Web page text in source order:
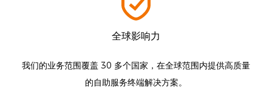
全球影响力
我们的业务范围覆盖 30 多个国家，在全球范围内提供高质量
的自助服务终端解决方案。